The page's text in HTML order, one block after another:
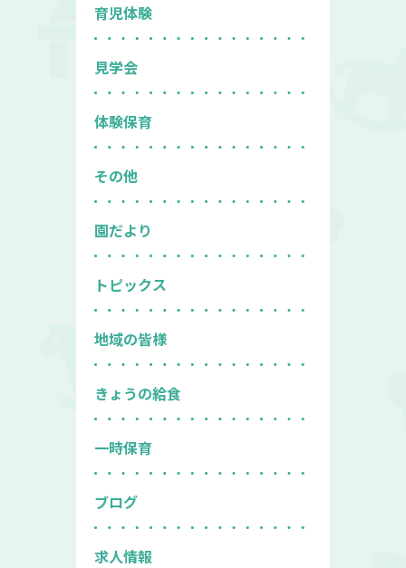
育児体験
見学会
体験保育
その他
園だより
トピックス
地域の皆様
きょうの給食
一時保育
ブログ
求人情報